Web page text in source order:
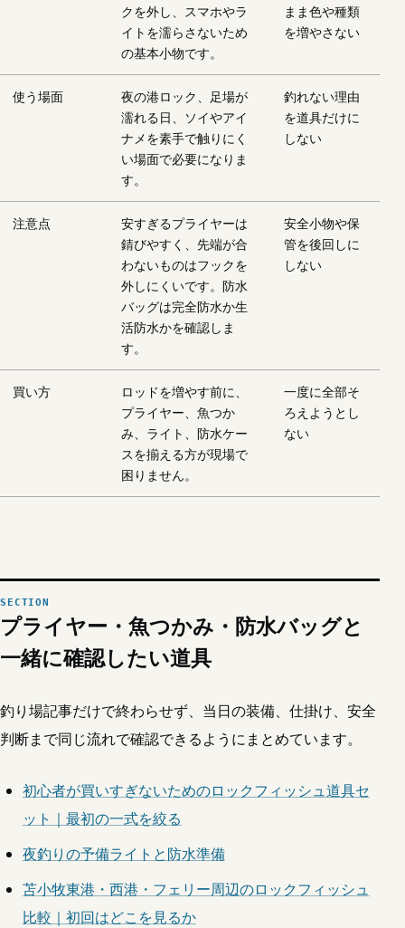
クを外し、スマホやラ
イトを濡らさないため
の基本小物です。
まま色や種類
を増やさない
使う場面
夜の港ロック、足場が
濡れる日、ソイやアイ
ナメを素手で触りにく
い場面で必要になりま
す。
釣れない理由
を道具だけに
しない
注意点
安すぎるプライヤーは
錆びやすく、先端が合
わないものはフックを
外しにくいです。防水
バッグは完全防水か生
活防水かを確認しま
す。
安全小物や保
管を後回しに
しない
買い方
ロッドを増やす前に、
プライヤー、魚つか
み、ライト、防水ケー
スを揃える方が現場で
困りません。
一度に全部そ
ろえようとし
ない
プライヤー・魚つかみ・防水バッグと
一緒に確認したい道具
釣り場記事だけで終わらせず、当日の装備、仕掛け、安全
判断まで同じ流れで確認できるようにまとめています。
初心者が買いすぎないためのロックフィッシュ道具セ
ット｜最初の一式を絞る
夜釣りの予備ライトと防水準備
苫小牧東港・西港・フェリー周辺のロックフィッシュ
比較｜初回はどこを見るか